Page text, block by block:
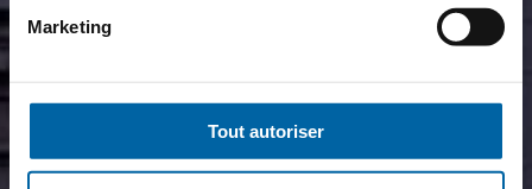
Marketing
Tout autoriser